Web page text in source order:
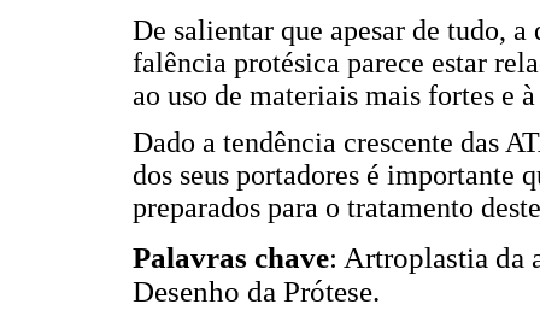
De salientar que apesar de tudo,
falência protésica parece estar
ao uso de materiais mais fortes e
Dado a tendência crescente das
dos seus portadores é importante
preparados para o tratamento
Palavras chave: Artroplastia da
Desenho da Prótese.